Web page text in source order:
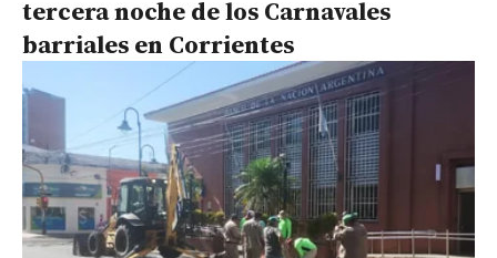
tercera noche de los Carnavales
barriales en Corrientes